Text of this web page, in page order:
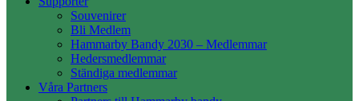
Souvenirer
Bli Medlem
Hammarby Bandy 2030 – Medlemmar
Hedersmedlemmar
Ständiga medlemmar
Våra Partners